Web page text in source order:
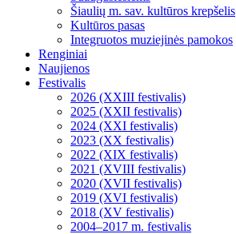
Šiaulių m. sav. kultūros krepšelis
Kultūros pasas
Integruotos muziejinės pamokos
Renginiai
Naujienos
Festivalis
2026 (XXIII festivalis)
2025 (XXII festivalis)
2024 (XXI festivalis)
2023 (XX festivalis)
2022 (XIX festivalis)
2021 (XVIII festivalis)
2020 (XVII festivalis)
2019 (XVI festivalis)
2018 (XV festivalis)
2004–2017 m. festivalis